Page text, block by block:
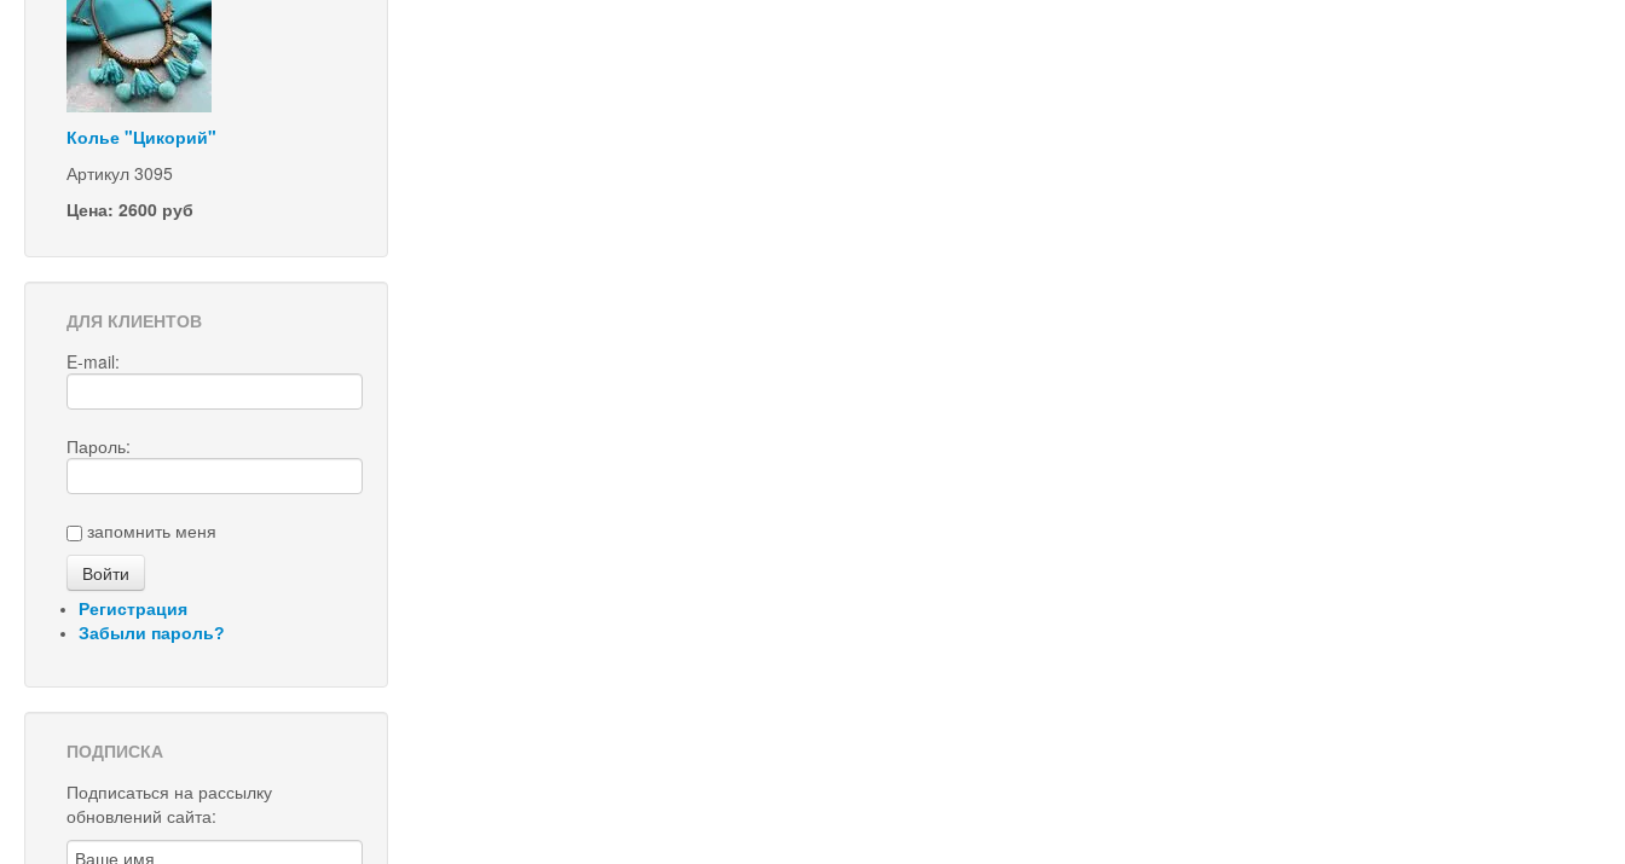
Колье "Цикорий"
Артикул 3095
Цена: 2600 руб
ДЛЯ КЛИЕНТОВ
E-mail:
Пароль:
запомнить меня
Регистрация
Забыли пароль?
ПОДПИСКА
Подписаться на рассылку
обновлений сайта: